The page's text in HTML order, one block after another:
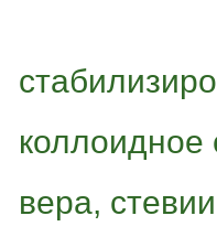
коллоидное
вера,